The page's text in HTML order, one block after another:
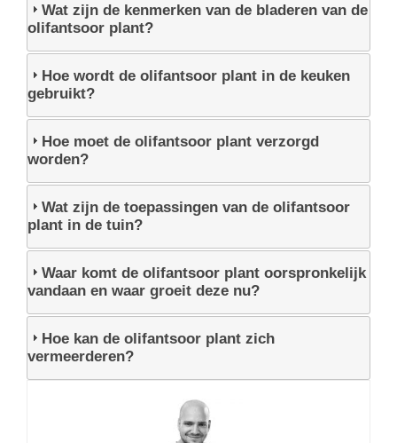
Wat zijn de kenmerken van de bladeren van de
olifantsoor plant?
Hoe wordt de olifantsoor plant in de keuken
gebruikt?
Hoe moet de olifantsoor plant verzorgd
worden?
Wat zijn de toepassingen van de olifantsoor
plant in de tuin?
Waar komt de olifantsoor plant oorspronkelijk
vandaan en waar groeit deze nu?
Hoe kan de olifantsoor plant zich
vermeerderen?